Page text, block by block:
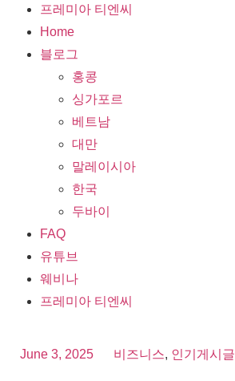
프레미아 티엔씨
Home
블로그
홍콩
싱가포르
베트남
대만
말레이시아
한국
두바이
FAQ
유튜브
웨비나
프레미아 티엔씨
June 3, 2025 비즈니스, 인기게시글